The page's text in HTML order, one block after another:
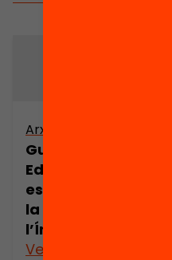
Arxiu
Gurukula.
Educació i
espiritualitat en
la història de
l’Índia (part 1)
Veure’n més